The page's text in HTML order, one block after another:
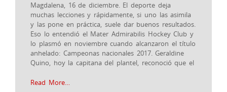
Magdalena, 16 de diciembre. El deporte deja
muchas lecciones y rápidamente, si uno las asimila
y las pone en práctica, suele dar buenos resultados.
Eso lo entendió el Mater Admirabilis Hockey Club y
lo plasmó en noviembre cuando alcanzaron el título
anhelado: Campeonas nacionales 2017. Geraldine
Quino, hoy la capitana del plantel, reconoció que el
Read More…